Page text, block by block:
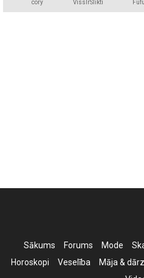
cory VissIrSlikti Fufu
Sākums Forums Mode
Horoskopi
Veselība Māja &